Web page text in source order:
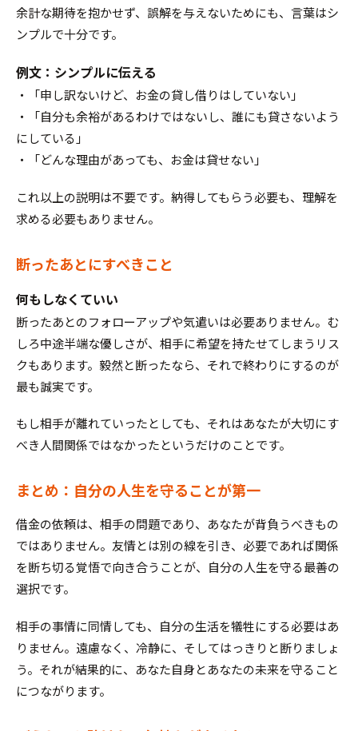
余計な期待を抱かせず、誤解を与えないためにも、言葉はシ
ンプルで十分です。
例文：シンプルに伝える
・「申し訳ないけど、お金の貸し借りはしていない」
・「自分も余裕があるわけではないし、誰にも貸さないよう
にしている」
・「どんな理由があっても、お金は貸せない」
これ以上の説明は不要です。納得してもらう必要も、理解を
求める必要もありません。
断ったあとにすべきこと
何もしなくていい
断ったあとのフォローアップや気遣いは必要ありません。む
しろ中途半端な優しさが、相手に希望を持たせてしまうリス
クもあります。毅然と断ったなら、それで終わりにするのが
最も誠実です。
もし相手が離れていったとしても、それはあなたが大切にす
べき人間関係ではなかったというだけのことです。
まとめ：自分の人生を守ることが第一
借金の依頼は、相手の問題であり、あなたが背負うべきもの
ではありません。友情とは別の線を引き、必要であれば関係
を断ち切る覚悟で向き合うことが、自分の人生を守る最善の
選択です。
相手の事情に同情しても、自分の生活を犠牲にする必要はあ
りません。遠慮なく、冷静に、そしてはっきりと断りましょ
う。それが結果的に、あなた自身とあなたの未来を守ること
につながります。